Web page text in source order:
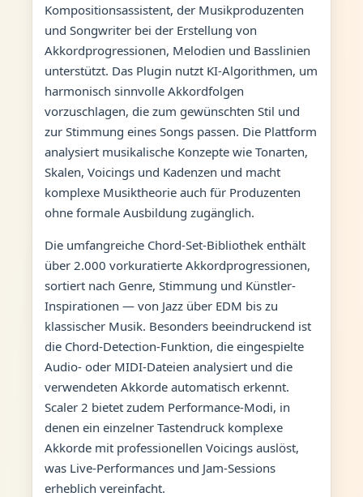
Kompositionsassistent, der Musikproduzenten
und Songwriter bei der Erstellung von
Akkordprogressionen, Melodien und Basslinien
unterstützt. Das Plugin nutzt KI-Algorithmen, um
harmonisch sinnvolle Akkordfolgen
vorzuschlagen, die zum gewünschten Stil und
zur Stimmung eines Songs passen. Die Plattform
analysiert musikalische Konzepte wie Tonarten,
Skalen, Voicings und Kadenzen und macht
komplexe Musiktheorie auch für Produzenten
ohne formale Ausbildung zugänglich.
Die umfangreiche Chord-Set-Bibliothek enthält
über 2.000 vorkuratierte Akkordprogressionen,
sortiert nach Genre, Stimmung und Künstler-
Inspirationen — von Jazz über EDM bis zu
klassischer Musik. Besonders beeindruckend ist
die Chord-Detection-Funktion, die eingespielte
Audio- oder MIDI-Dateien analysiert und die
verwendeten Akkorde automatisch erkennt.
Scaler 2 bietet zudem Performance-Modi, in
denen ein einzelner Tastendruck komplexe
Akkorde mit professionellen Voicings auslöst,
was Live-Performances und Jam-Sessions
erheblich vereinfacht.